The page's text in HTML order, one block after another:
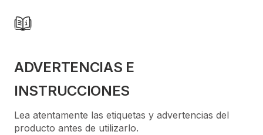
ADVERTENCIAS E
INSTRUCCIONES
Lea atentamente las etiquetas y advertencias del
producto antes de utilizarlo.